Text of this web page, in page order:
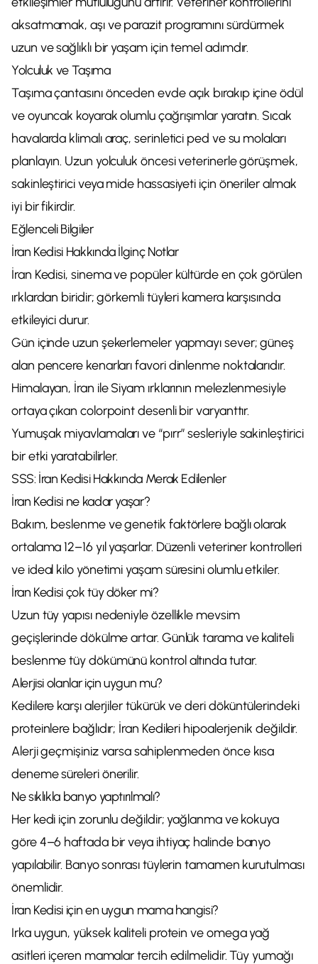
aksatmamak, aşı ve parazit programını sürdürmek
uzun ve sağlıklı bir yaşam için temel adımdır.
Yolculuk ve Taşıma
Taşıma çantasını önceden evde açık bırakıp içine ödül
ve oyuncak koyarak olumlu çağrışımlar yaratın. Sıcak
havalarda klimalı araç, serinletici ped ve su molaları
planlayın. Uzun yolculuk öncesi veterinerle görüşmek,
sakinleştirici veya mide hassasiyeti için öneriler almak
iyi bir fikirdir.
Eğlenceli Bilgiler
İran Kedisi Hakkında İlginç Notlar
İran Kedisi, sinema ve popüler kültürde en çok görülen
ırklardan biridir; görkemli tüyleri kamera karşısında
etkileyici durur.
Gün içinde uzun şekerlemeler yapmayı sever; güneş
alan pencere kenarları favori dinlenme noktalarıdır.
Himalayan, İran ile Siyam ırklarının melezlenmesiyle
ortaya çıkan colorpoint desenli bir varyanttır.
Yumuşak miyavlamaları ve “pırr” sesleriyle sakinleştirici
bir etki yaratabilirler.
SSS: İran Kedisi Hakkında Merak Edilenler
İran Kedisi ne kadar yaşar?
Bakım, beslenme ve genetik faktörlere bağlı olarak
ortalama 12–16 yıl yaşarlar. Düzenli veteriner kontrolleri
ve ideal kilo yönetimi yaşam süresini olumlu etkiler.
İran Kedisi çok tüy döker mi?
Uzun tüy yapısı nedeniyle özellikle mevsim
geçişlerinde dökülme artar. Günlük tarama ve kaliteli
beslenme tüy dökümünü kontrol altında tutar.
Alerjisi olanlar için uygun mu?
Kedilere karşı alerjiler tükürük ve deri döküntülerindeki
proteinlere bağlıdır; İran Kedileri hipoalerjenik değildir.
Alerji geçmişiniz varsa sahiplenmeden önce kısa
deneme süreleri önerilir.
Ne sıklıkla banyo yaptırılmalı?
Her kedi için zorunlu değildir; yağlanma ve kokuya
göre 4–6 haftada bir veya ihtiyaç halinde banyo
yapılabilir. Banyo sonrası tüylerin tamamen kurutulması
önemlidir.
İran Kedisi için en uygun mama hangisi?
Irka uygun, yüksek kaliteli protein ve omega yağ
asitleri içeren mamalar tercih edilmelidir. Tüy yumağı